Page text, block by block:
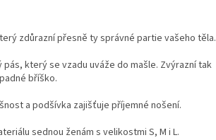
zdůrazní přesně ty správné partie vašeho těla.
který se vzadu uváže do mašle. Zvýrazní tak
bříško.
a podšívka zajišťuje příjemné nošení.
sednou ženám s velikostmi S, M i L.